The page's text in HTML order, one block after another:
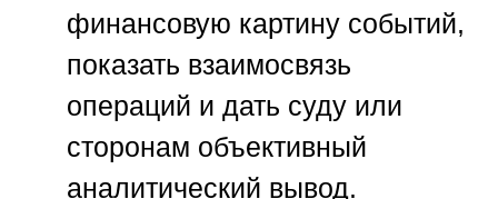
финансовую картину событий,
показать взаимосвязь
операций и дать суду или
сторонам объективный
аналитический вывод.